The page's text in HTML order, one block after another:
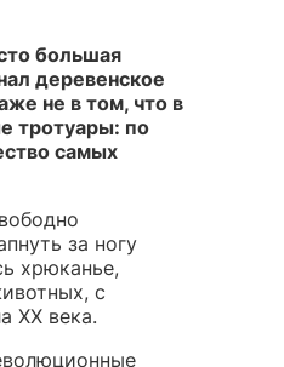
большая
деревенское
не в том, что в
тротуары: по
самых
за ногу
хрюканье,
с
XX века.